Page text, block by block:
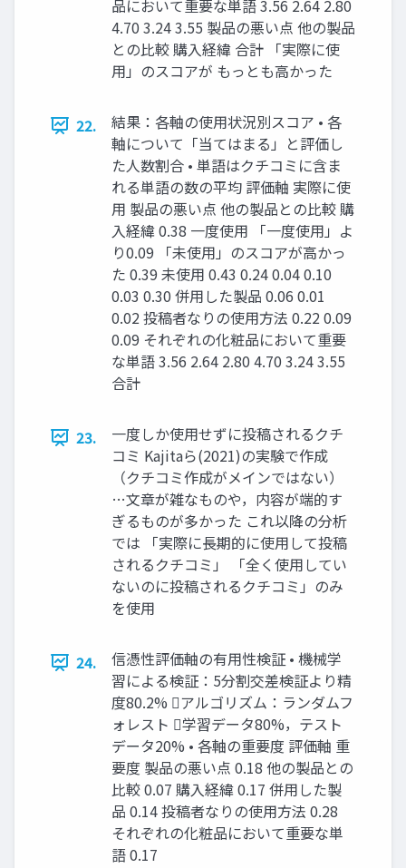
品において重要な単語 3.56 2.64 2.80
4.70 3.24 3.55 製品の悪い点 他の製品
との比較 購入経緯 合計 「実際に使
用」のスコアが もっとも高かった
22.
結果：各軸の使用状況別スコア • 各
軸について「当てはまる」と評価し
た人数割合 • 単語はクチコミに含ま
れる単語の数の平均 評価軸 実際に使
用 製品の悪い点 他の製品との比較 購
入経緯 0.38 一度使用 「一度使用」よ
り0.09 「未使用」のスコアが高かっ
た 0.39 未使用 0.43 0.24 0.04 0.10
0.03 0.30 併用した製品 0.06 0.01
0.02 投稿者なりの使用方法 0.22 0.09
0.09 それぞれの化粧品において重要
な単語 3.56 2.64 2.80 4.70 3.24 3.55
合計
23.
一度しか使用せずに投稿されるクチ
コミ Kajitaら(2021)の実験で作成
（クチコミ作成がメインではない）
…文章が雑なものや，内容が端的す
ぎるものが多かった これ以降の分析
では 「実際に長期的に使用して投稿
されるクチコミ」 「全く使用してい
ないのに投稿されるクチコミ」のみ
を使用
24.
信憑性評価軸の有用性検証 • 機械学
習による検証：5分割交差検証より精
度80.2% アルゴリズム：ランダムフ
ォレスト 学習データ80%，テスト
データ20% • 各軸の重要度 評価軸 重
要度 製品の悪い点 0.18 他の製品との
比較 0.07 購入経緯 0.17 併用した製
品 0.14 投稿者なりの使用方法 0.28
それぞれの化粧品において重要な単
語 0.17